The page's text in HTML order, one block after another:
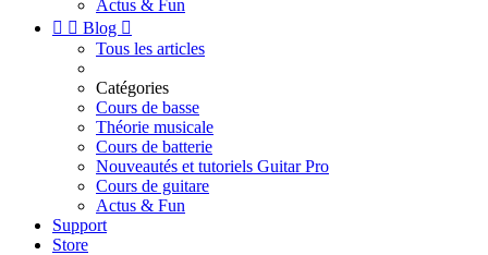
Actus & Fun
  Blog 
Tous les articles
Catégories
Cours de basse
Théorie musicale
Cours de batterie
Nouveautés et tutoriels Guitar Pro
Cours de guitare
Actus & Fun
Support
Store